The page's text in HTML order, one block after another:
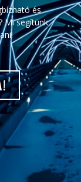
és
Mi segítünk